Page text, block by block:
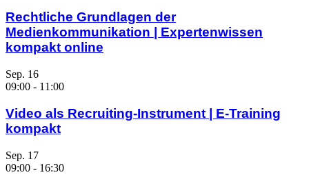
Rechtliche Grundlagen der
Medienkommunikation | Expertenwissen
kompakt online
Sep. 16
09:00 - 11:00
Video als Recruiting-Instrument | E-Training
kompakt
Sep. 17
09:00 - 16:30